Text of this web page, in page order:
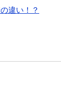
違い！？